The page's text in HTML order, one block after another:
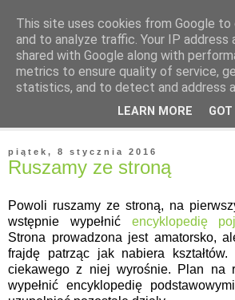
piątek, 8 stycznia 2016
Ruszamy ze stroną
Powoli ruszamy ze stroną, na
wstępnie wypełnić encyklopedię
Strona prowadzona jest amatorsko,
frajdę patrząc jak nabiera
ciekawego z niej wyrośnie. Plan na
wypełnić encyklopedię
This site uses cookies from Google
and to analyze traffic. Your IP address
shared with Google along with
metrics to ensure quality of service,
statistics, and to detect and address
LEARN MORE